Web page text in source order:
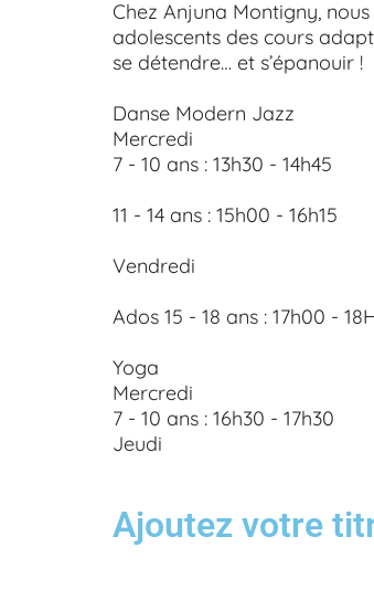
Chez Anjuna Montigny,
adolescents des cours
se détendre… et s’épanouir !
Danse Modern Jazz
Mercredi
7 - 10 ans : 13h30 - 14h45
11 - 14 ans : 15h00 - 16h15
Vendredi
Ados 15 - 18 ans : 17h00 -
Yoga
Mercredi
7 - 10 ans : 16h30 - 17h30
Jeudi
Ajoutez votre